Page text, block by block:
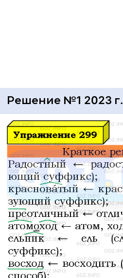
Решение №1 2023 г.